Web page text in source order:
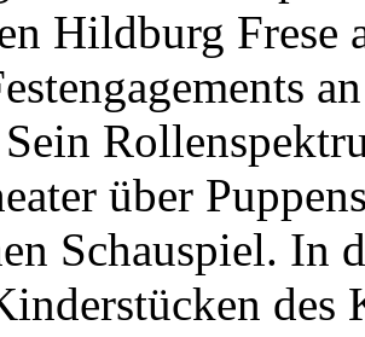
Hildburg Frese
über
Schauspiel. In
des